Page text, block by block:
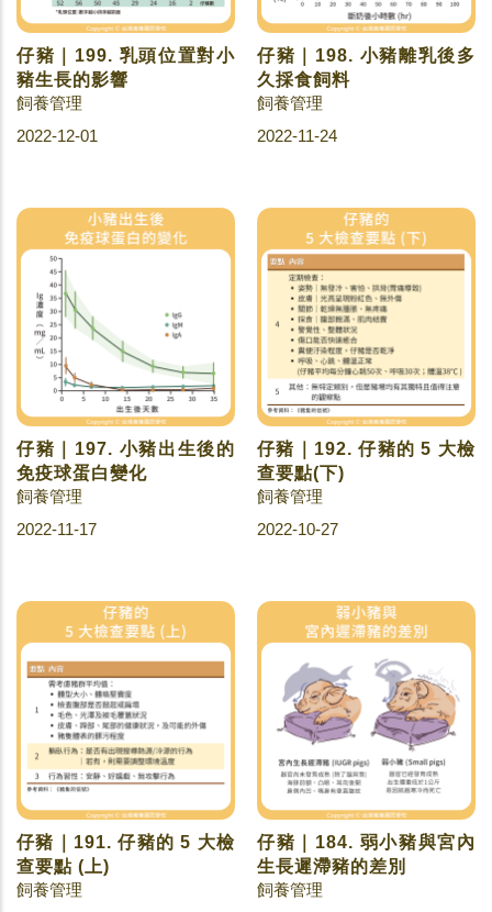
仔豬｜199. 乳頭位置對小
豬生長的影響
飼養管理
2022-12-01
仔豬｜198. 小豬離乳後多
久採食飼料
飼養管理
2022-11-24
仔豬｜197. 小豬出生後的
免疫球蛋白變化
飼養管理
2022-11-17
仔豬｜192. 仔豬的 5 大檢
查要點(下)
飼養管理
2022-10-27
仔豬｜191. 仔豬的 5 大檢
查要點 (上)
飼養管理
仔豬｜184. 弱小豬與宮內
生長遲滯豬的差別
飼養管理